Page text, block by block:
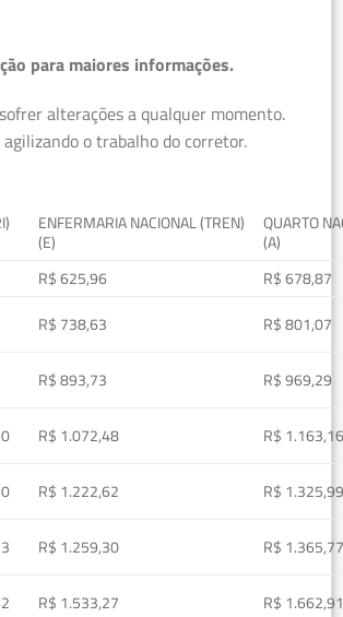
para maiores informações.
alterações a qualquer momento.
o trabalho do corretor.
ENFERMARIA NACIONAL (TREN)
(E)
QUARTO
(A)
R$ 625,96 R$ 678,87
R$ 738,63 R$ 801,07
R$ 893,73 R$ 969,29
R$ 1.072,48 R$ 1.163,16
R$ 1.222,62 R$ 1.325,99
R$ 1.259,30 R$ 1.365,77
R$ 1.533,27 R$ 1.662,91